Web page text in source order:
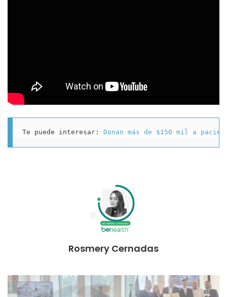
Te puede interesar: Donan más de $150 mil a
Rosmery Cernadas